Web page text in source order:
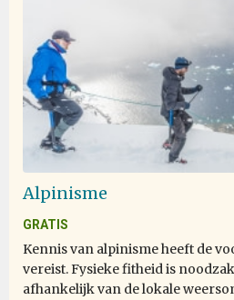
Alpinisme
GRATIS
Kennis van alpinisme heeft de
vereist. Fysieke fitheid is
afhankelijk van de lokale